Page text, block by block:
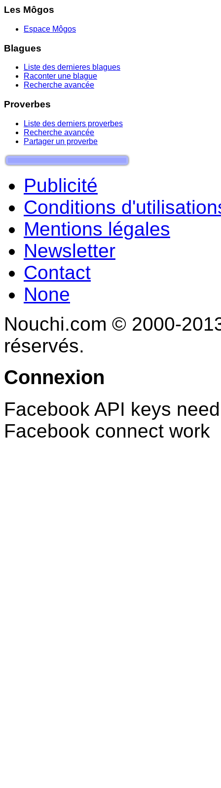
Les Môgos
Espace Môgos
Blagues
Liste des dernieres blagues
Raconter une blague
Recherche avancée
Proverbes
Liste des derniers proverbes
Recherche avancée
Partager un proverbe
Publicité
Conditions
Mentions légales
Newsletter
Contact
None
Nouchi.com © 2000-
réservés.
Connexion
Facebook API keys
Facebook connect work